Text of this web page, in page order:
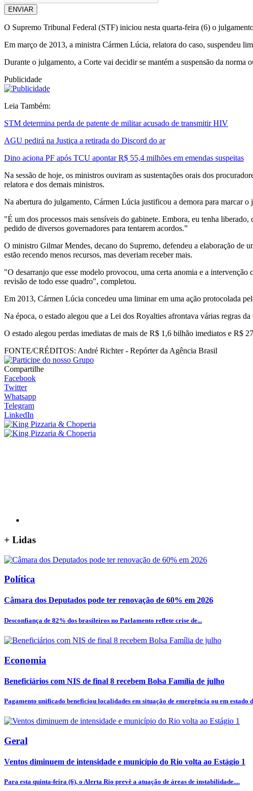
ENVIAR
O Supremo Tribunal Federal (STF) iniciou nesta quarta-feira (6) o
Em março de 2013, a ministra Cármen Lúcia, relatora do caso, suspendeu
Durante o julgamento, a Corte vai decidir se mantém a suspensão da norma
Publicidade
Leia Também:
STM determina perda de patente de militar acusado de transmitir HIV
AGU pedirá na Justiça a retirada do Discord do ar
Dino aciona PF após TCU apontar R$ 55,4 milhões em emendas suspeitas
Na sessão de hoje, os ministros ouviram as sustentações orais dos
relatora e dos demais ministros.
Na abertura do julgamento, Cármen Lúcia justificou a demora para marcar
"É um dos processos mais sensíveis do gabinete. Embora, eu tenha
pedido de diversos governadores para tentarem acordos.”
O ministro Gilmar Mendes, decano do Supremo, defendeu a elaboração de
estão recendo menos recursos, mas deveriam receber mais.
"O desarranjo que esse modelo provocou, uma certa anomia e a
revisão de todo esse quadro", completou.
Em 2013, Cármen Lúcia concedeu uma liminar em uma ação protocolada
Na época, o estado alegou que a Lei dos Royalties afrontava várias regras
O estado alegou perdas imediatas de mais de R$ 1,6 bilhão imediatos e R$
FONTE/CRÉDITOS: André Richter - Repórter da Agência Brasil
Compartilhe
Facebook
Twitter
Whatsapp
Telegram
LinkedIn
+ Lidas
Política
Câmara dos Deputados pode ter renovação de 60% em 2026
Desconfiança de 82% dos brasileiros no Parlamento reflete crise de...
Economia
Beneficiários com NIS de final 8 recebem Bolsa Família de julho
Pagamento unificado beneficiou localidades em situação de emergência ou em estado
Geral
Ventos diminuem de intensidade e município do Rio volta ao Estágio 1
Para esta quinta-feira (6), o Alerta Rio prevê a atuação de áreas de instabilidade....